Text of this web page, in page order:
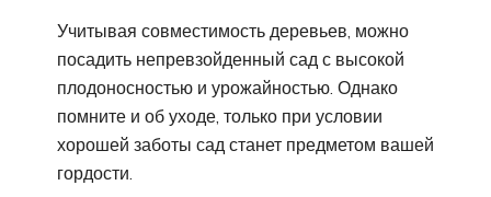
Учитывая совместимость деревьев, можно
посадить непревзойденный сад с высокой
плодоносностью и урожайностью. Однако
помните и об уходе, только при условии
хорошей заботы сад станет предметом вашей
гордости.